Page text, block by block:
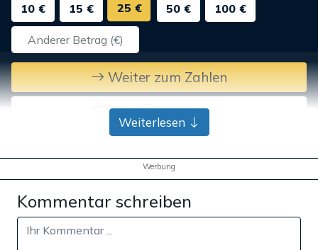
10 €
15 € 25 € 50 € 100 €
Weiter zum Zahlen
Bank-Überweisung
Weiterlesen
Werbung
Kommentar schreiben